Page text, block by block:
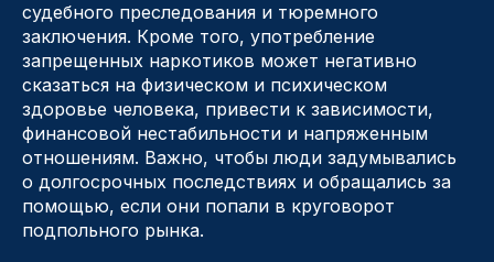
судебного преследования и тюремного
заключения. Кроме того, употребление
запрещенных наркотиков может негативно
сказаться на физическом и психическом
здоровье человека, привести к зависимости,
финансовой нестабильности и напряженным
отношениям. Важно, чтобы люди задумывались
о долгосрочных последствиях и обращались за
помощью, если они попали в круговорот
подпольного рынка.